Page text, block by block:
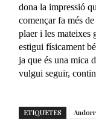
dona la impressió
començar fa més
plaer i les mateixes
estigui físicament
ja que és una mica
vulgui seguir,
ETIQUETES